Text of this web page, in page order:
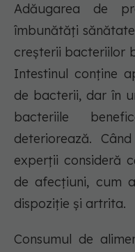
Adăugarea de
îmbunătăți
creșterii bacteriilor
Intestinul conține
de bacterii, dar în
bacteriile
deteriorează.
experții consideră
de afecțiuni, cum
dispoziție și artrita.
Consumul de